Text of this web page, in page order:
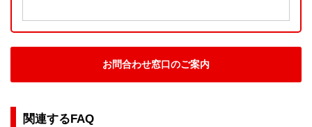
お問合わせ窓口のご案内
関連するFAQ